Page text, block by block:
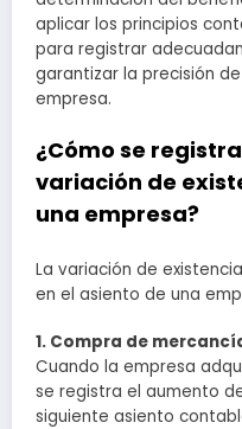
aplicar los principios
para registrar
garantizar la precisión
empresa.
¿Cómo se
variación de
una empresa?
La variación de
en el asiento de una
1. Compra de
Cuando la empresa
se registra el aumento
siguiente asiento